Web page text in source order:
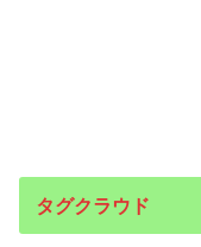
タグクラウド